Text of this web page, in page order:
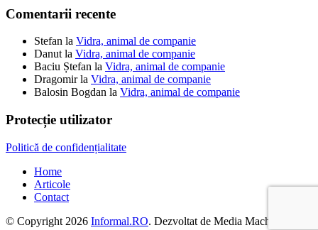
Comentarii recente
Stefan la Vidra, animal de companie
Danut la Vidra, animal de companie
Baciu Ștefan la Vidra, animal de companie
Dragomirla Vidra, animal de companie
Balosin Bogdan la Vidra, animal de companie
Protecție utilizator
Politică de confidențialitate
Home
Articole
Contact
© Copyright 2026 Informal.RO. Dezvoltat de Media Machine